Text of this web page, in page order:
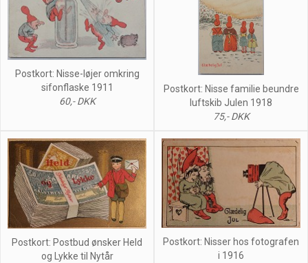
Postkort: Nisse-løjer omkring
sifonflaske 1911
60,- DKK
Postkort: Nisse familie beundre
luftskib Julen 1918
75,- DKK
Postkort: Postbud ønsker Held
og Lykke til Nytår
Postkort: Nisser hos fotografen
i 1916